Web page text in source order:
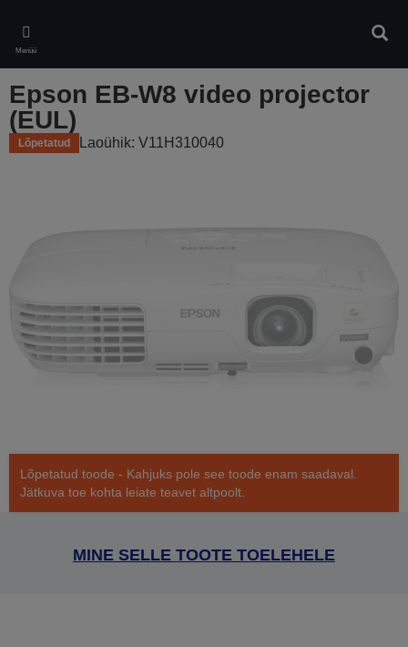
main
content
Menüü
Epson EB-W8 video projector
(EUL)
Lõpetatud Laoühik: V11H310040
Lõpetatud toode - Kahjuks pole see toode enam saadaval.
Jätkuva toe kohta leiate teavet altpoolt.
MINE SELLE TOOTE TOELEHELE